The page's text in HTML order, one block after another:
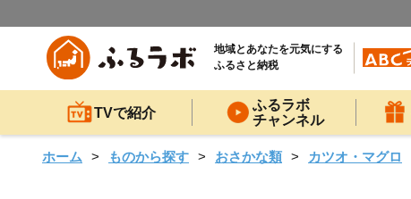
地域とあなたを元気にする
ふるさと納税
TVで紹介
ふるラボ
チャンネル
ホーム ものから探す おさかな類 カツオ・マグロ